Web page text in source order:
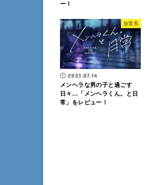
ー！
放置系
2023.07.14
メンヘラな男の子と過ごす
日々…「メンヘラくん。と日
常」をレビュー！